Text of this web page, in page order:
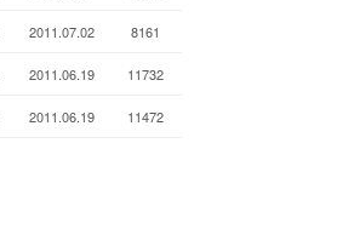
2011.07.02 8161
2011.06.19 11732
2011.06.19 11472